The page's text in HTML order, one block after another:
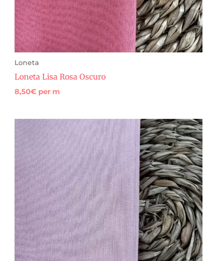
Loneta
Loneta Lisa Rosa Oscuro
8,50€ per m